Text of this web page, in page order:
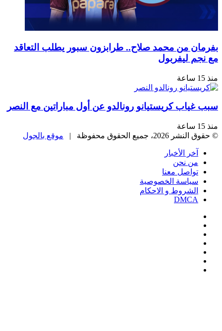
بفرمان من محمد صلاح.. طرابزون سبور يطلب التعاقد
مع نجم ليفربول
منذ 15 ساعة
سبب غياب كريستيانو رونالدو عن أول مباراتين مع النصر
منذ 15 ساعة
© حقوق النشر 2026، جميع الحقوق محفوظة |
موقع بالجول
آخر الأخبار
من نحن
تواصل معنا
سياسة الخصوصية
الشروط و الاحكام
DMCA